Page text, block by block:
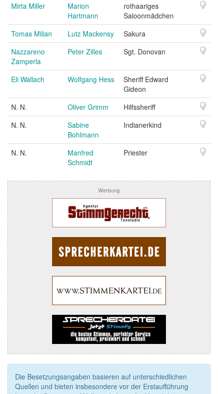
Mirta Miller
Marion
Hartmann
rothaariges
Saloonmädchen
Tomas Milian
Lutz Mackensy
Sakura
Nazzareno
Zamperla
Peter Zilles Sgt. Donovan
Eli Wallach Wolfgang Hess
Sheriff Edward
Gideon
N. N.
Oliver Grimm
Hilfssheriff
N. N.
Sabine
Bohlmann
Indianerkind
N. N.
Manfred
Schmidt
Priester
Werbung
Die Besetzungsangaben basieren auf unterschiedlichen
Quellen und bieten insbesondere vor der Erstaufführung